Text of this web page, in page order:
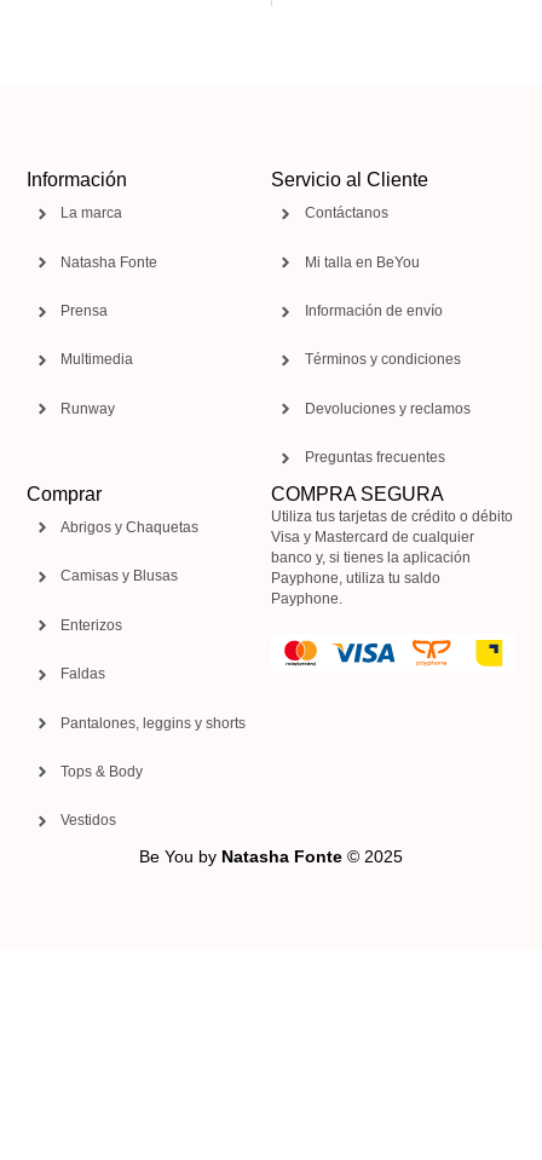
Información
La marca
Natasha Fonte
Prensa
Multimedia
Runway
Servicio al Cliente
Contáctanos
Mi talla en BeYou
Información de envío
Términos y condiciones
Devoluciones y reclamos
Preguntas frecuentes
Comprar
Abrigos y Chaquetas
Camisas y Blusas
Enterizos
Faldas
Pantalones, leggins y shorts
Tops & Body
Vestidos
COMPRA SEGURA
Utiliza tus tarjetas de crédito o débito
Visa y Mastercard de cualquier
banco y, si tienes la aplicación
Payphone, utiliza tu saldo
Payphone.
Be You by Natasha Fonte © 2025